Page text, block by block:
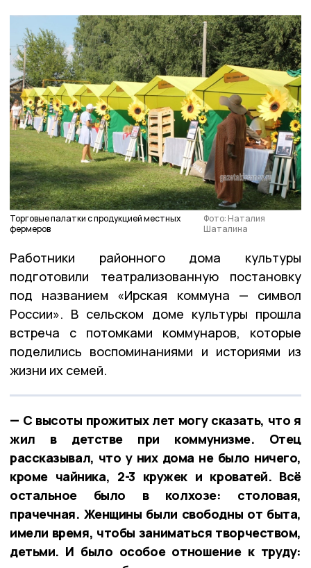
Торговые палатки с продукцией местных
фермеров
Фото: Наталия
Шаталина
Работники районного дома культуры
подготовили театрализованную постановку
под названием «Ирская коммуна — символ
России». В сельском доме культуры прошла
встреча с потомками коммунаров, которые
поделились воспоминаниями и историями из
жизни их семей.
— С высоты прожитых лет могу сказать, что я
жил в детстве при коммунизме. Отец
рассказывал, что у них дома не было ничего,
кроме чайника, 2-3 кружек и кроватей. Всё
остальное было в колхозе: столовая,
прачечная. Женщины были свободны от быта,
имели время, чтобы заниматься творчеством,
детьми. И было особое отношение к труду: